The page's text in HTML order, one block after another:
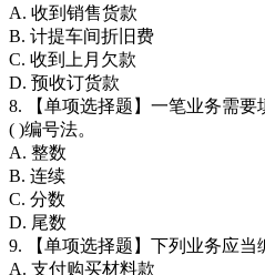
A. 收到销售货款
B. 计提车间折旧费
C. 收到上月欠款
D. 预收订货款
8. 【单项选择题】一笔业务需要
( )编号法。
A. 整数
B. 连续
C. 分数
D. 尾数
9. 【单项选择题】下列业务应当
A. 支付购买材料款